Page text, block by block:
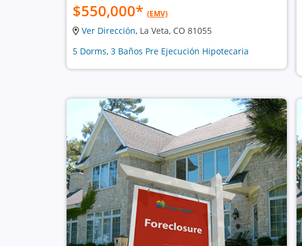
$550,000* (EMV)
Ver Dirección, La Veta, CO 81055
5 Dorms, 3 Baños Pre Ejecución Hipotecaria